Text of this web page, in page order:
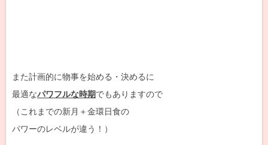
また計画的に物事を始める・決めるに
最適なパワフルな時期でもありますので
（これまでの新月＋金環日食の
パワーのレベルが違う！）